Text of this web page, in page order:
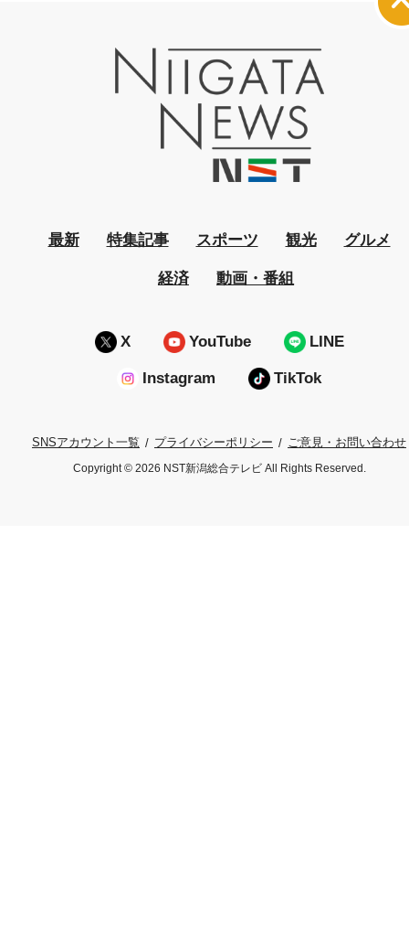
最新 特集記事 スポーツ 観光 グルメ
経済 動画・番組
X YouTube LINE
Instagram TikTok
SNSアカウント一覧 プライバシーポリシー ご意見・お問い合わせ
Copyright © 2026 NST新潟総合テレビ All Rights Reserved.